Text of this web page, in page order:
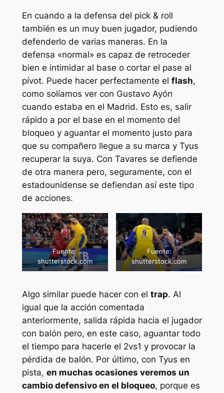
En cuando a la defensa del pick & roll
también es un muy buen jugador, pudiendo
defenderlo de varias maneras. En la
defensa «normal» es capaz de retroceder
bien e intimidar al base o cortar el pase al
pívot. Puede hacer perfectamente el flash,
como solíamos ver con Gustavo Ayón
cuando estaba en el Madrid. Esto es, salir
rápido a por el base en el momento del
bloqueo y aguantar el momento justo para
que su compañero llegue a su marca y Tyus
recuperar la suya. Con Tavares se defiende
de otra manera pero, seguramente, con el
estadounidense se defiendan así este tipo
de acciones.
Fuente:
shutterstock.com
Fuente:
shutterstock.com
Algo similar puede hacer con el trap. Al
igual que la acción comentada
anteriormente, salida rápida hacia el jugador
con balón pero, en este caso, aguantar todo
el tiempo para hacerle el 2vs1 y provocar la
pérdida de balón. Por último, con Tyus en
pista, en muchas ocasiones veremos un
cambio defensivo en el bloqueo, porque es